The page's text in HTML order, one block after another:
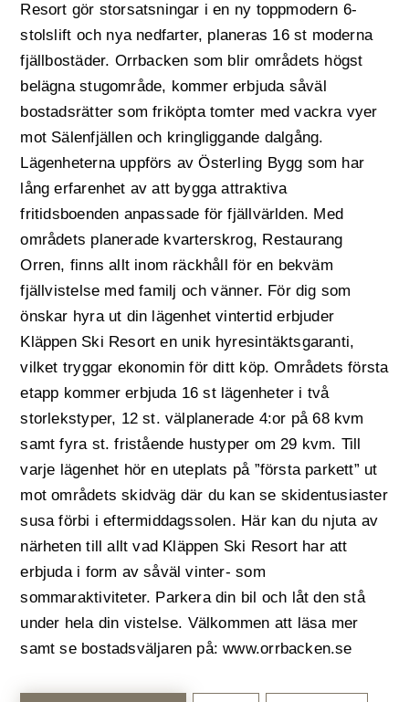
Resort gör storsatsningar i en ny toppmodern 6-
stolslift och nya nedfarter, planeras 16 st moderna
fjällbostäder. Orrbacken som blir områdets högst
belägna stugområde, kommer erbjuda såväl
bostadsrätter som friköpta tomter med vackra vyer
mot Sälenfjällen och kringliggande dalgång.
Lägenheterna uppförs av Österling Bygg som har
lång erfarenhet av att bygga attraktiva
fritidsboenden anpassade för fjällvärlden. Med
områdets planerade kvarterskrog, Restaurang
Orren, finns allt inom räckhåll för en bekväm
fjällvistelse med familj och vänner. För dig som
önskar hyra ut din lägenhet vintertid erbjuder
Kläppen Ski Resort en unik hyresintäktsgaranti,
vilket tryggar ekonomin för ditt köp. Områdets första
etapp kommer erbjuda 16 st lägenheter i två
storlekstyper, 12 st. välplanerade 4:or på 68 kvm
samt fyra st. fristående hustyper om 29 kvm. Till
varje lägenhet hör en uteplats på ”första parkett” ut
mot områdets skidväg där du kan se skidentusiaster
susa förbi i eftermiddagssolen. Här kan du njuta av
närheten till allt vad Kläppen Ski Resort har att
erbjuda i form av såväl vinter- som
sommaraktiviteter. Parkera din bil och låt den stå
under hela din vistelse. Välkommen att läsa mer
samt se bostadsväljaren på: www.orrbacken.se